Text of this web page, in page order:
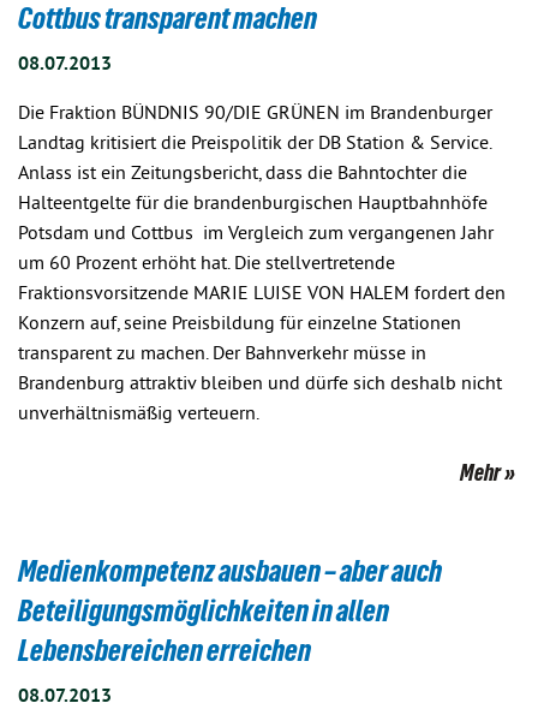
Cottbus transparent machen
08.07.2013
Die Fraktion BÜNDNIS 90/DIE GRÜNEN im Brandenburger
Landtag kritisiert die Preispolitik der DB Station & Service.
Anlass ist ein Zeitungsbericht, dass die Bahntochter die
Halteentgelte für die brandenburgischen Hauptbahnhöfe
Potsdam und Cottbus im Vergleich zum vergangenen Jahr
um 60 Prozent erhöht hat. Die stellvertretende
Fraktionsvorsitzende MARIE LUISE VON HALEM fordert den
Konzern auf, seine Preisbildung für einzelne Stationen
transparent zu machen. Der Bahnverkehr müsse in
Brandenburg attraktiv bleiben und dürfe sich deshalb nicht
unverhältnismäßig verteuern.
Mehr
Medienkompetenz ausbauen – aber auch
Beteiligungsmöglichkeiten in allen
Lebensbereichen erreichen
08.07.2013